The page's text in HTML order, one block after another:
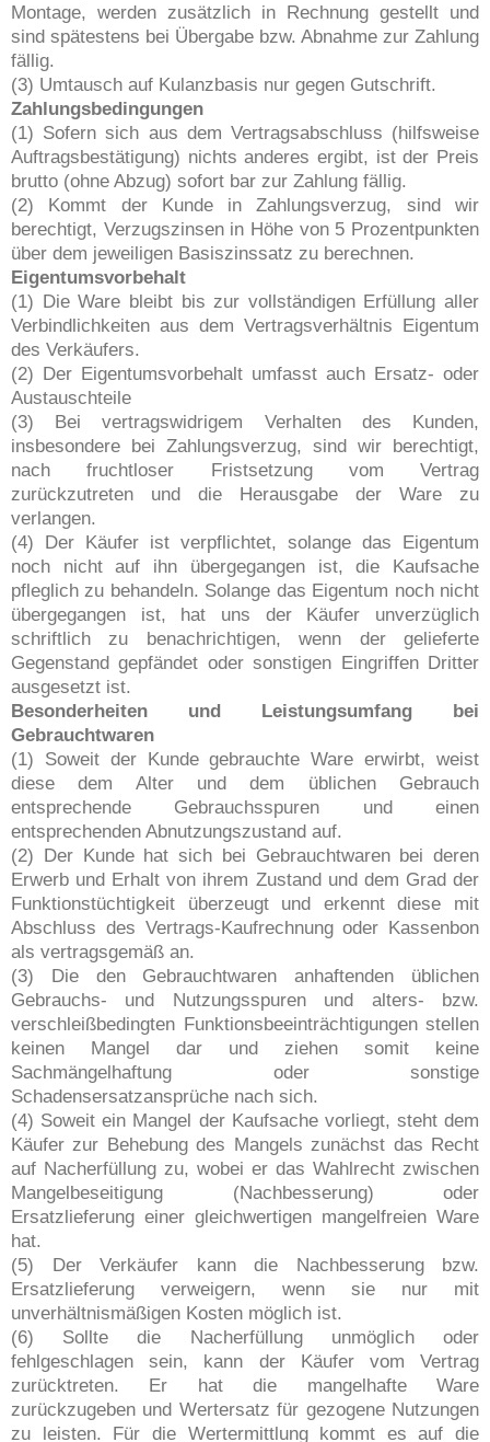
Montage, werden zusätzlich in Rechnung gestellt und
sind spätestens bei Übergabe bzw. Abnahme zur Zahlung
fällig.
(3) Umtausch auf Kulanzbasis nur gegen Gutschrift.
Zahlungsbedingungen
(1) Sofern sich aus dem Vertragsabschluss (hilfsweise
Auftragsbestätigung) nichts anderes ergibt, ist der Preis
brutto (ohne Abzug) sofort bar zur Zahlung fällig.
(2) Kommt der Kunde in Zahlungsverzug, sind wir
berechtigt, Verzugszinsen in Höhe von 5 Prozentpunkten
über dem jeweiligen Basiszinssatz zu berechnen.
Eigentumsvorbehalt
(1) Die Ware bleibt bis zur vollständigen Erfüllung aller
Verbindlichkeiten aus dem Vertragsverhältnis Eigentum
des Verkäufers.
(2) Der Eigentumsvorbehalt umfasst auch Ersatz- oder
Austauschteile
(3) Bei vertragswidrigem Verhalten des Kunden,
insbesondere bei Zahlungsverzug, sind wir berechtigt,
nach fruchtloser Fristsetzung vom Vertrag
zurückzutreten und die Herausgabe der Ware zu
verlangen.
(4) Der Käufer ist verpflichtet, solange das Eigentum
noch nicht auf ihn übergegangen ist, die Kaufsache
pfleglich zu behandeln. Solange das Eigentum noch nicht
übergegangen ist, hat uns der Käufer unverzüglich
schriftlich zu benachrichtigen, wenn der gelieferte
Gegenstand gepfändet oder sonstigen Eingriffen Dritter
ausgesetzt ist.
Besonderheiten und Leistungsumfang bei
Gebrauchtwaren
(1) Soweit der Kunde gebrauchte Ware erwirbt, weist
diese dem Alter und dem üblichen Gebrauch
entsprechende Gebrauchsspuren und einen
entsprechenden Abnutzungszustand auf.
(2) Der Kunde hat sich bei Gebrauchtwaren bei deren
Erwerb und Erhalt von ihrem Zustand und dem Grad der
Funktionstüchtigkeit überzeugt und erkennt diese mit
Abschluss des Vertrags-Kaufrechnung oder Kassenbon
als vertragsgemäß an.
(3) Die den Gebrauchtwaren anhaftenden üblichen
Gebrauchs- und Nutzungsspuren und alters- bzw.
verschleißbedingten Funktionsbeeinträchtigungen stellen
keinen Mangel dar und ziehen somit keine
Sachmängelhaftung oder sonstige
Schadensersatzansprüche nach sich.
(4) Soweit ein Mangel der Kaufsache vorliegt, steht dem
Käufer zur Behebung des Mangels zunächst das Recht
auf Nacherfüllung zu, wobei er das Wahlrecht zwischen
Mangelbeseitigung (Nachbesserung) oder
Ersatzlieferung einer gleichwertigen mangelfreien Ware
hat.
(5) Der Verkäufer kann die Nachbesserung bzw.
Ersatzlieferung verweigern, wenn sie nur mit
unverhältnismäßigen Kosten möglich ist.
(6) Sollte die Nacherfüllung unmöglich oder
fehlgeschlagen sein, kann der Käufer vom Vertrag
zurücktreten. Er hat die mangelhafte Ware
zurückzugeben und Wertersatz für gezogene Nutzungen
zu leisten. Für die Wertermittlung kommt es auf die